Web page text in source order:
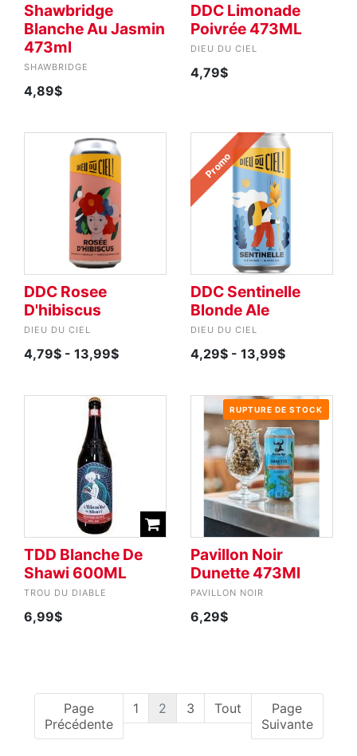
Shawbridge
Blanche Au Jasmin
473ml
SHAWBRIDGE
4,89$
DDC Limonade
Poivrée 473ML
DIEU DU CIEL
4,79$
DDC Rosee
D'hibiscus
DIEU DU CIEL
4,79$ - 13,99$
Promo
DDC Sentinelle
Blonde Ale
DIEU DU CIEL
4,29$ - 13,99$
TDD Blanche De
Shawi 600ML
TROU DU DIABLE
6,99$
RUPTURE DE STOCK
Pavillon Noir
Dunette 473Ml
PAVILLON NOIR
6,29$
Page
Précédente
1 2 3 Tout
Page
Suivante